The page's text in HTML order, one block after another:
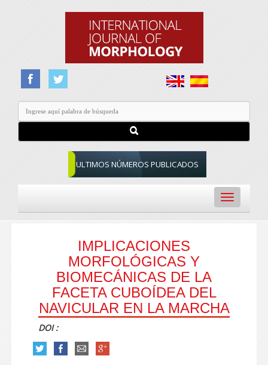
ULTIMOS NÚMEROS PUBLICADOS
Toggle
navigation
IMPLICACIONES
MORFOLÓGICAS Y
BIOMECÁNICAS DE LA
FACETA CUBOÍDEA DEL
NAVICULAR EN LA MARCHA
DOI :